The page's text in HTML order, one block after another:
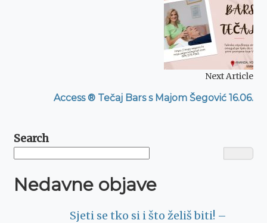
Next Article
Access ® Tečaj Bars s Majom Šegović 16.06.
Search
Nedavne objave
Sjeti se tko si i što želiš biti! –